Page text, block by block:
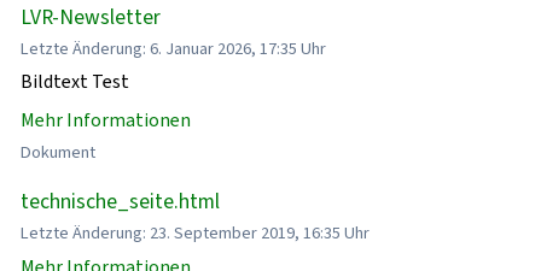
LVR-Newsletter
Letzte Änderung: 6. Januar 2026, 17:35 Uhr
Bildtext Test
Mehr Informationen
Dokument
technische_seite.html
Letzte Änderung: 23. September 2019, 16:35 Uhr